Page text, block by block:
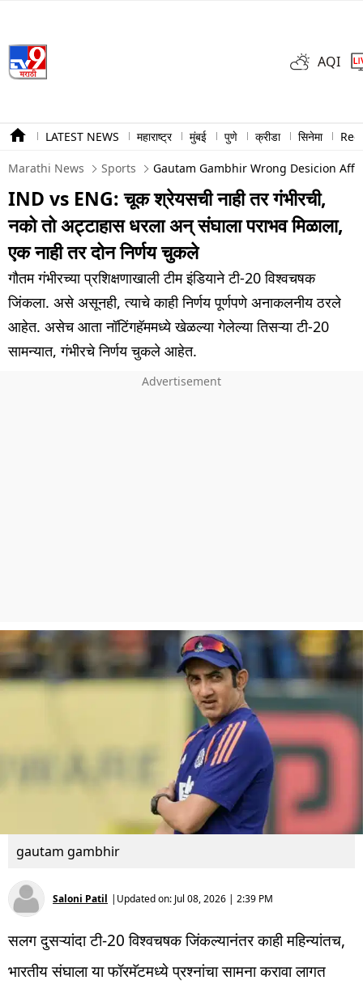
AQI
LATEST NEWS महाराष्ट्र मुंबई पुणे क्रीडा सिनेमा
Marathi News Sports Gautam Gambhir Wrong Desicion
IND vs ENG: चूक श्रेयसची नाही तर गंभीरची,
नको तो अट्टाहास धरला अन् संघाला पराभव मिळाला,
एक नाही तर दोन निर्णय चुकले
गौतम गंभीरच्या प्रशिक्षणाखाली टीम इंडियाने टी-20 विश्वचषक
जिंकला. असे असूनही, त्याचे काही निर्णय पूर्णपणे अनाकलनीय ठरले
आहेत. असेच आता नॉटिंगहॅममध्ये खेळल्या गेलेल्या तिसऱ्या टी-20
सामन्यात, गंभीरचे निर्णय चुकले आहेत.
gautam gambhir
Saloni Patil | Updated on: Jul 08, 2026 | 2:39 PM
सलग दुसऱ्यांदा टी-20 विश्वचषक जिंकल्यानंतर काही महिन्यांतच,
भारतीय संघाला या फॉरमॅटमध्ये प्रश्नांचा सामना करावा लागत